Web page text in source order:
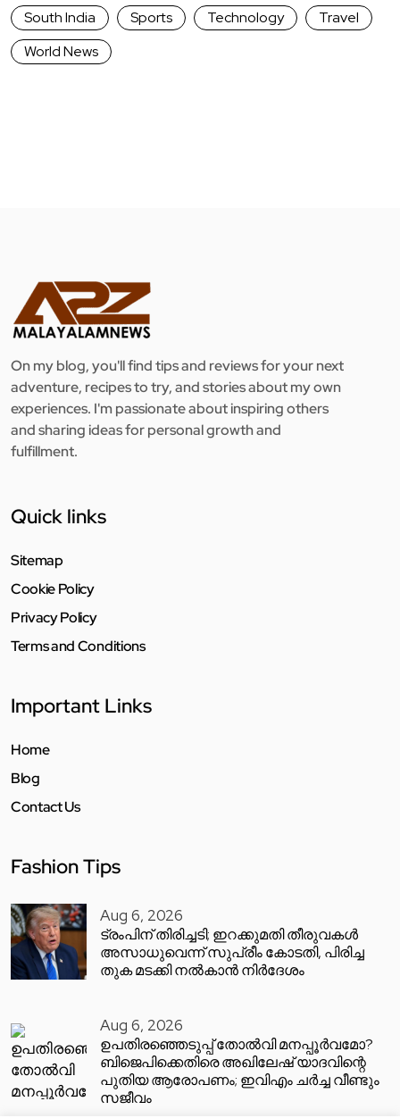
South India
Sports Technology
Travel
World News
On my blog, you'll find tips and reviews for your next
adventure, recipes to try, and stories about my own
experiences. I'm passionate about inspiring others
and sharing ideas for personal growth and
fulfillment.
Quick links
Sitemap
Cookie Policy
Privacy Policy
Terms and Conditions
Important Links
Home
Blog
Contact Us
Fashion Tips
Aug 6, 2026
ട്രംപിന് തിരിച്ചടി; ഇറക്കുമതി തീരുവകൾ
അസാധുവെന്ന് സുപ്രീം കോടതി, പിരിച്ച
തുക മടക്കി നൽകാൻ നിർദേശം
Aug 6, 2026
ഉപതിരഞ്ഞെടുപ്പ് തോൽവി മനപ്പൂർവമോ?
ബിജെപിക്കെതിരെ അഖിലേഷ് യാദവിന്റെ
പുതിയ ആരോപണം; ഇവിഎം ചർച്ച വീണ്ടും
സജീവം